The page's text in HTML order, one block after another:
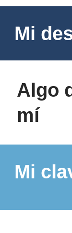
Mi
Algo
mí
Mi